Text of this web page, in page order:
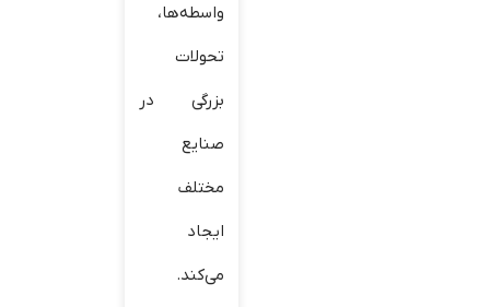
واسطه‌ها،
تحولات
بزرگی در
صنایع
مختلف
ایجاد
می‌کند.